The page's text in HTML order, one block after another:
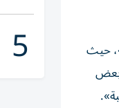
حيث
بعض
5